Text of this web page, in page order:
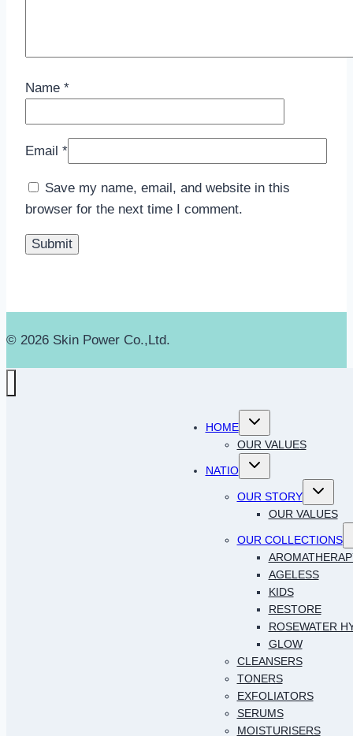
Name *
Email *
Save my name, email, and website in this
browser for the next time I comment.
© 2026 Skin Power Co.,Ltd.
HOME
Toggle
menu
OUR VALUES
NATIO
Toggle
OUR STORY
Toggle
menu
OUR VALUES
OUR COLLECTIONS
AGELESS
KIDS
RESTORE
ROSEWATER
GLOW
CLEANSERS
TONERS
EXFOLIATORS
SERUMS
MOISTURISERS